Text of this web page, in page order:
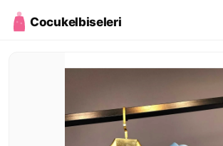
Cocukelbiseleri